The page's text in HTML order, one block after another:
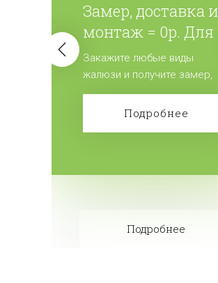
Замер, доставка и
монтаж = 0р. Для
всех жалюзи.
Закажите любые виды
жалюзи и получите замер,
доставку и монтаж
бесплатно! Сделайте заказ!
Подробнее
Подробнее